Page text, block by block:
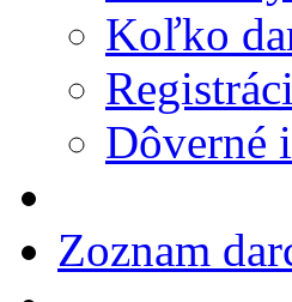
Koľko
Dôverné
Zoznam